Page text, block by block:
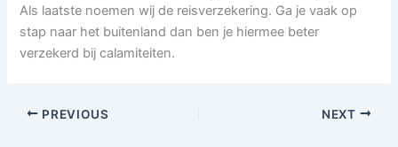
Als laatste noemen wij de reisverzekering. Ga je vaak op
stap naar het buitenland dan ben je hiermee beter
verzekerd bij calamiteiten.
PREVIOUS NEXT